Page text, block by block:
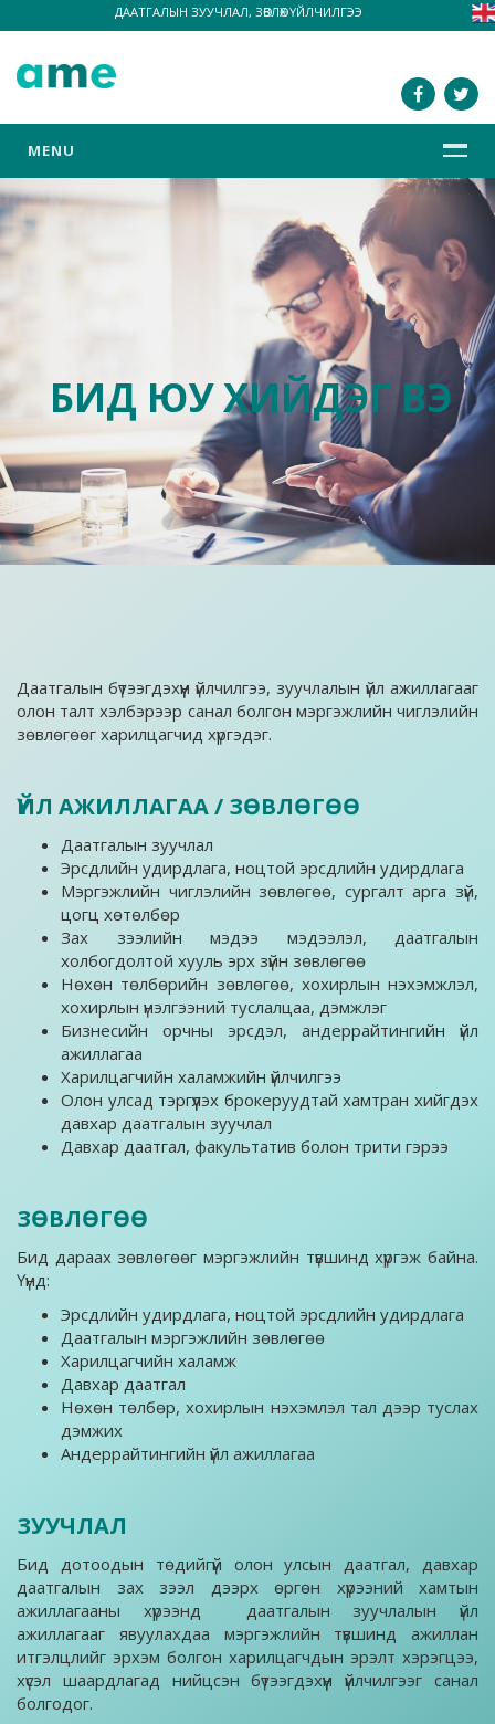
ДААТГАЛЫН ЗУУЧЛАЛ, ЗӨВЛӨХ ҮЙЛЧИЛГЭЭ
MENU
БИД ЮУ ХИЙДЭГ ВЭ
Даатгалын бүтээгдэхүүн үйлчилгээ, зуучлалын үйл ажиллагааг
олон талт хэлбэрээр санал болгон мэргэжлийн чиглэлийн
зөвлөгөөг харилцагчид хүргэдэг.
ҮЙЛ АЖИЛЛАГАА / ЗӨВЛӨГӨӨ
Даатгалын зуучлал
Эрсдлийн удирдлага, ноцтой эрсдлийн удирдлага
Мэргэжлийн чиглэлийн зөвлөгөө, сургалт арга зүй,
цогц хөтөлбөр
Зах зээлийн мэдээ мэдээлэл, даатгалын
холбогдолтой хууль эрх зүйн зөвлөгөө
Нөхөн төлбөрийн зөвлөгөө, хохирлын нэхэмжлэл,
хохирлын үнэлгээний туслалцаа, дэмжлэг
Бизнесийн орчны эрсдэл, андеррайтингийн үйл
ажиллагаа
Харилцагчийн халамжийн үйлчилгээ
Олон улсад тэргүүлэх брокеруудтай хамтран хийгдэх
давхар даатгалын зуучлал
Давхар даатгал, факультатив болон трити гэрээ
ЗӨВЛӨГӨӨ
Бид дараах зөвлөгөөг мэргэжлийн түвшинд хүргэж байна.
Үүнд:
Эрсдлийн удирдлага, ноцтой эрсдлийн удирдлага
Даатгалын мэргэжлийн зөвлөгөө
Харилцагчийн халамж
Давхар даатгал
Нөхөн төлбөр, хохирлын нэхэмлэл тал дээр туслах
дэмжих
Андеррайтингийн үйл ажиллагаа
ЗУУЧЛАЛ
Бид дотоодын төдийгүй олон улсын даатгал, давхар
даатгалын зах зээл дээрх өргөн хүрээний хамтын
ажиллагааны хүрээнд даатгалын зуучлалын үйл
ажиллагааг явуулахдаа мэргэжлийн түвшинд ажиллан
итгэлцлийг эрхэм болгон харилцагчдын эрэлт хэрэгцээ,
хүсэл шаардлагад нийцсэн бүтээгдэхүүн үйлчилгээг санал
болгодог.